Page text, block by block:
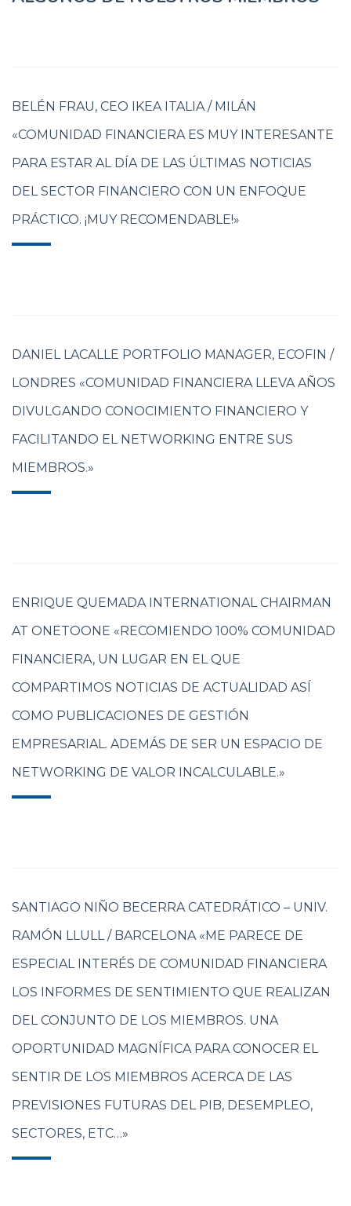
BELÉN FRAU, CEO IKEA ITALIA / MILÁN
«COMUNIDAD FINANCIERA ES MUY INTERESANTE
PARA ESTAR AL DÍA DE LAS ÚLTIMAS NOTICIAS
DEL SECTOR FINANCIERO CON UN ENFOQUE
PRÁCTICO. ¡MUY RECOMENDABLE!»
DANIEL LACALLE PORTFOLIO MANAGER, ECOFIN /
LONDRES «COMUNIDAD FINANCIERA LLEVA AÑOS
DIVULGANDO CONOCIMIENTO FINANCIERO Y
FACILITANDO EL NETWORKING ENTRE SUS
MIEMBROS.»
ENRIQUE QUEMADA INTERNATIONAL CHAIRMAN
AT ONETOONE «RECOMIENDO 100% COMUNIDAD
FINANCIERA, UN LUGAR EN EL QUE
COMPARTIMOS NOTICIAS DE ACTUALIDAD ASÍ
COMO PUBLICACIONES DE GESTIÓN
EMPRESARIAL. ADEMÁS DE SER UN ESPACIO DE
NETWORKING DE VALOR INCALCULABLE.»
SANTIAGO NIÑO BECERRA CATEDRÁTICO – UNIV.
RAMÓN LLULL / BARCELONA «ME PARECE DE
ESPECIAL INTERÉS DE COMUNIDAD FINANCIERA
LOS INFORMES DE SENTIMIENTO QUE REALIZAN
DEL CONJUNTO DE LOS MIEMBROS. UNA
OPORTUNIDAD MAGNÍFICA PARA CONOCER EL
SENTIR DE LOS MIEMBROS ACERCA DE LAS
PREVISIONES FUTURAS DEL PIB, DESEMPLEO,
SECTORES, ETC…»